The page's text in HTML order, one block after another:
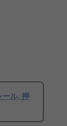
ル, 押